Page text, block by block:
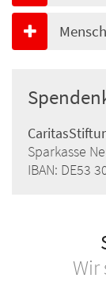
Sparkasse
IBAN: DE53
Wir